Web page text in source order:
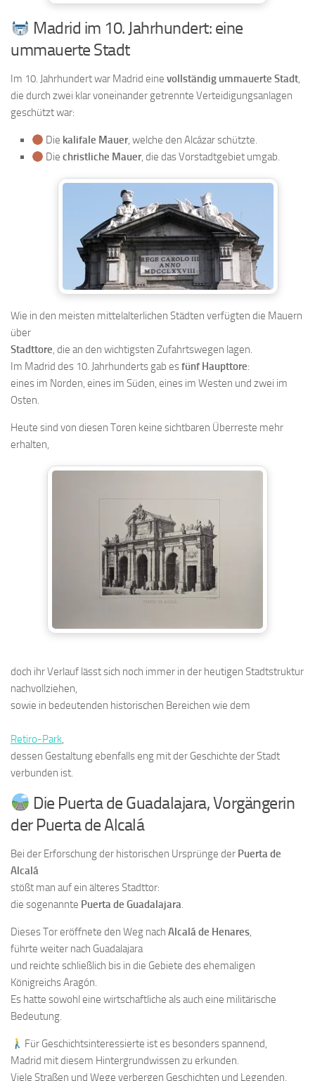
Madrid im 10. Jahrhundert: eine
ummauerte Stadt
Im 10. Jahrhundert war Madrid eine vollständig ummauerte Stadt,
die durch zwei klar voneinander getrennte Verteidigungsanlagen
geschützt war:
Die kalifale Mauer, welche den Alcázar schützte.
Diechristliche Mauer, die das Vorstadtgebiet umgab.
Wie in den meisten mittelalterlichen Städten verfügten die Mauern
über
Stadttore, die an den wichtigsten Zufahrtswegen lagen.
Im Madrid des 10. Jahrhunderts gab esfünf Haupttore:
eines im Norden, eines im Süden, eines im Westen und zwei im
Osten.
Heute sind von diesen Toren keine sichtbaren Überreste mehr
erhalten,
doch ihr Verlauf lässt sich noch immer in der heutigen Stadtstruktur
nachvollziehen,
sowie in bedeutenden historischen Bereichen wie dem
Retiro-Park,
dessen Gestaltung ebenfalls eng mit der Geschichte der Stadt
verbunden ist.
Die Puerta de Guadalajara, Vorgängerin
der Puerta de Alcalá
Bei der Erforschung der historischen Ursprünge der Puerta de
Alcalá
stößt man auf ein älteres Stadttor:
die sogenannte Puerta de Guadalajara.
Dieses Tor eröffnete den Weg nach Alcalá de Henares,
führte weiter nach Guadalajara
und reichte schließlich bis in die Gebiete des ehemaligen
Königreichs Aragón.
Es hatte sowohl eine wirtschaftliche als auch eine militärische
Bedeutung.
Für Geschichtsinteressierte ist es besonders spannend,
Madrid mit diesem Hintergrundwissen zu erkunden.
Viele Straßen und Wege verbergen Geschichten und Legenden,